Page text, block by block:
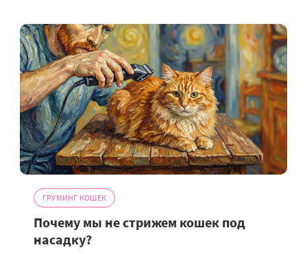
ГРУМИНГ КОШЕК
Почему мы не стрижем кошек под
насадку?